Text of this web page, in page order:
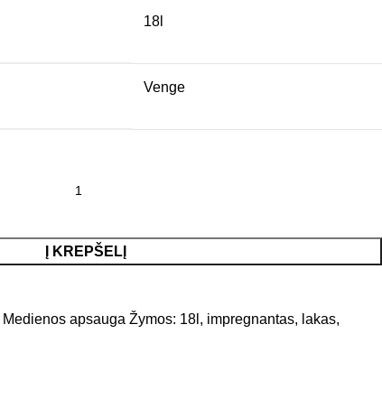
18l
Venge
Į KREPŠELĮ
Medienos apsauga Žymos: 18l , impregnantas, lakas,